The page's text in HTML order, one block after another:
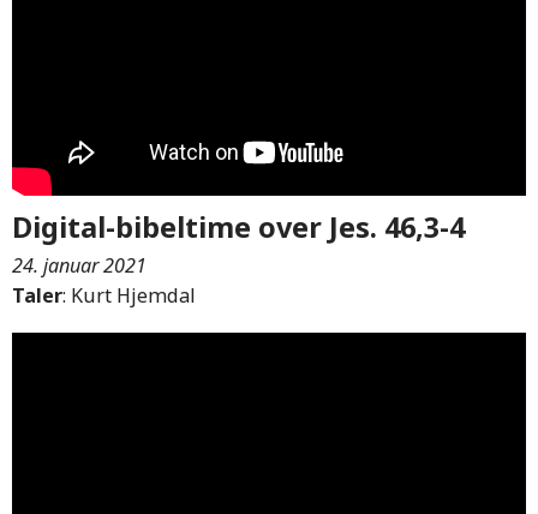
Digital-bibeltime over Jes. 46,3-4
24. januar 2021
Taler: Kurt Hjemdal